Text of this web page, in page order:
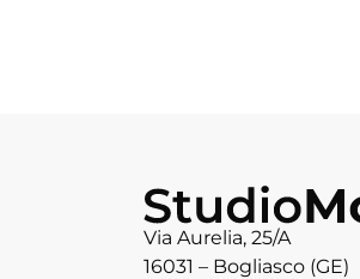
Via Aurelia, 25/A
16031 – Bogliasco (GE)